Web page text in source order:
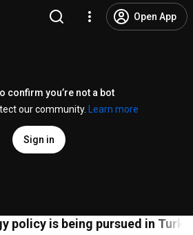
Open App
confirm you’re not a bot
our community.
Learn more
Sign in
policy is being pursued in